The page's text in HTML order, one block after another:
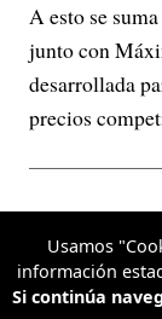
A esto se
junto con
desarrollada
precios
Usamos
información
Si continúa